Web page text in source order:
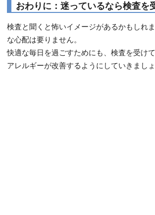
おわりに：迷っているなら検査を
検査と聞くと怖いイメージがあるかもしれ
な心配は要りません。
快適な毎日を過ごすためにも、検査を受け
アレルギーが改善するようにしていきましょ